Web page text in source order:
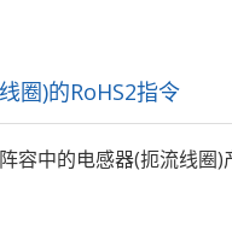
圈)的RoHS2指令
容中的电感器(扼流线圈)